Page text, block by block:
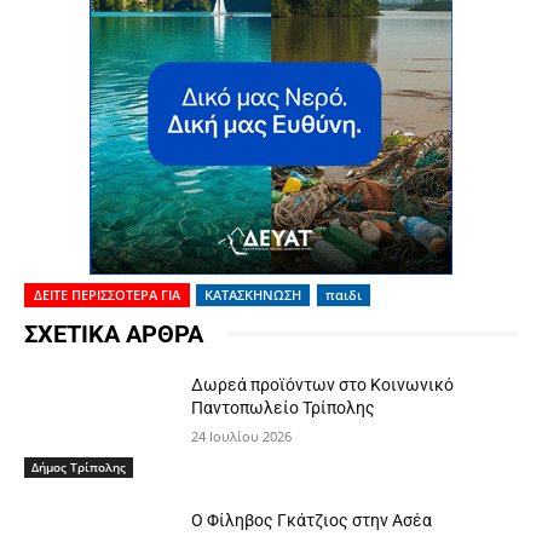
ΔΕΙΤΕ ΠΕΡΙΣΣΟΤΕΡΑ ΓΙΑ ΚΑΤΑΣΚΗΝΩΣΗ παιδι
ΣΧΕΤΙΚΑ ΑΡΘΡΑ
Δήμος Τρίπολης
Δωρεά προϊόντων στο Κοινωνικό
Παντοπωλείο Τρίπολης
24 Ιουλίου 2026
Ο Φίληβος Γκάτζιος στην Ασέα